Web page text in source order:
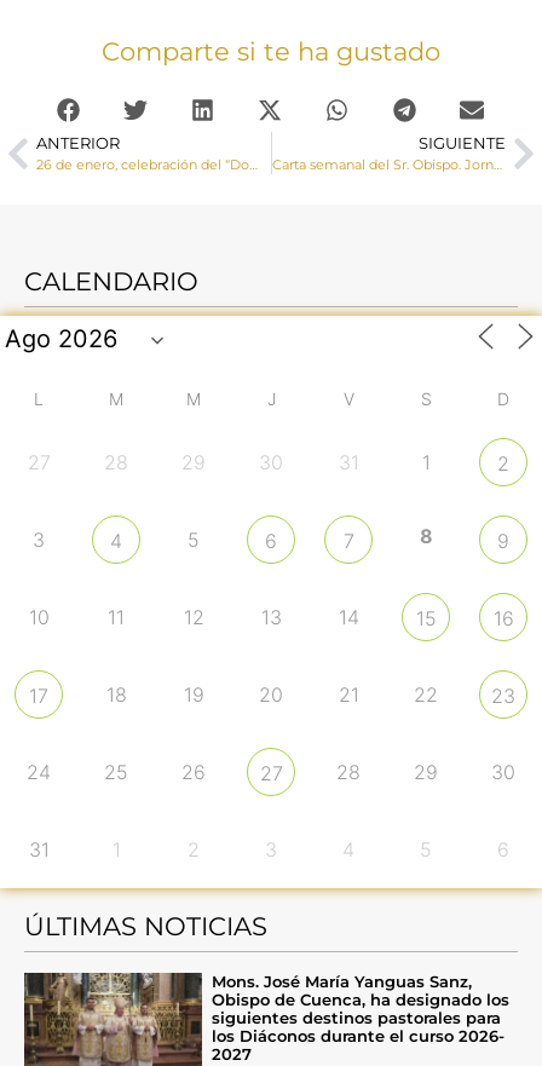
Comparte si te ha gustado
ANTERIOR
26 de enero, celebración del “Domingo de la Palabra de Dios”
SIGUIENTE
Carta semanal del Sr. Obispo. Jornada Nacional de la Infancia Misionera
CALENDARIO
L M M J V S D
27 28 29 30 31 1 2
3 4 5 6 7 8 9
10 11 12 13 14 15 16
17 18 19 20 21 22 23
24 25 26 27 28 29 30
31 1 2 3 4 5 6
ÚLTIMAS NOTICIAS
Mons. José María Yanguas Sanz,
Obispo de Cuenca, ha designado los
siguientes destinos pastorales para
los Diáconos durante el curso 2026-
2027